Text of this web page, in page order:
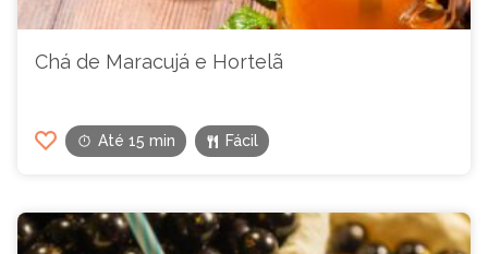
Chá de Maracujá e Hortelã
Até 15 min Fácil